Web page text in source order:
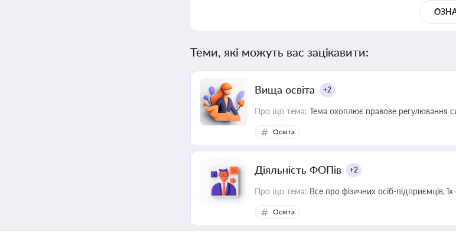
Теми, які можуть вас зацікавити:
Вища освіта +2
Про що тема: Тема охоплює правове регулювання
Освіта
Діяльність ФОПів +2
Про що тема: Все про фізичних осіб-підприємців,
Освіта